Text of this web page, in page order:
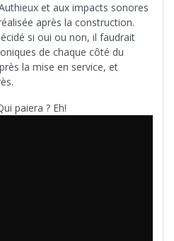
et aux impacts sonores
après la construction.
si oui ou non, il faudrait
de chaque côté du
la mise en service, et
paiera ? Eh!